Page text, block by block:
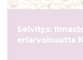
Selvitys:
eriarvoisuutta